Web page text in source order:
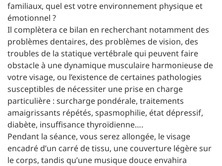
familiaux, quel est votre environnement physique et
émotionnel ?
Il complètera ce bilan en recherchant notamment des
problèmes dentaires, des problèmes de vision, des
troubles de la statique vertébrale qui peuvent faire
obstacle à une dynamique musculaire harmonieuse de
votre visage, ou l’existence de certaines pathologies
susceptibles de nécessiter une prise en charge
particulière : surcharge pondérale, traitements
amaigrissants répétés, spasmophilie, état dépressif,
diabète, insuffisance thyroïdienne….
Pendant la séance, vous serez allongée, le visage
encadré d’un carré de tissu, une couverture légère sur
le corps, tandis qu’une musique douce envahira